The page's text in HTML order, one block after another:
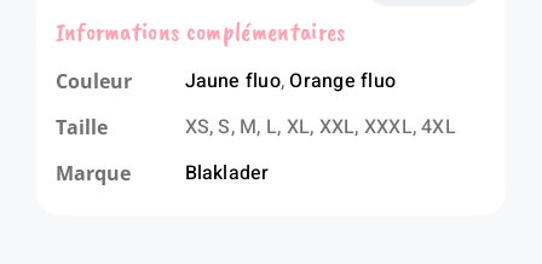
Informations complémentaires
Couleur Jaune fluo,Orange fluo
Taille XS, S, M, L, XL, XXL, XXXL, 4XL
Marque Blaklader